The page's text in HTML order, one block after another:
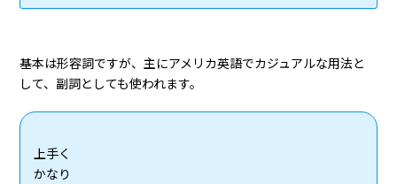
基本は形容詞ですが、主にアメリカ英語でカジュアルな用法と
して、副詞としても使われます。
上手く
かなり